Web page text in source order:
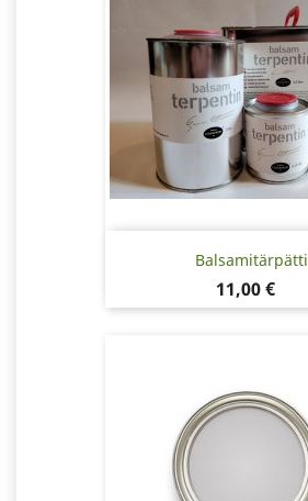
Balsamitärpätti
Hinta
11,00 €